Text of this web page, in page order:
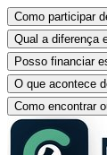
Como participar
Qual a diferença
Posso financiar
O que acontece
Como encontrar